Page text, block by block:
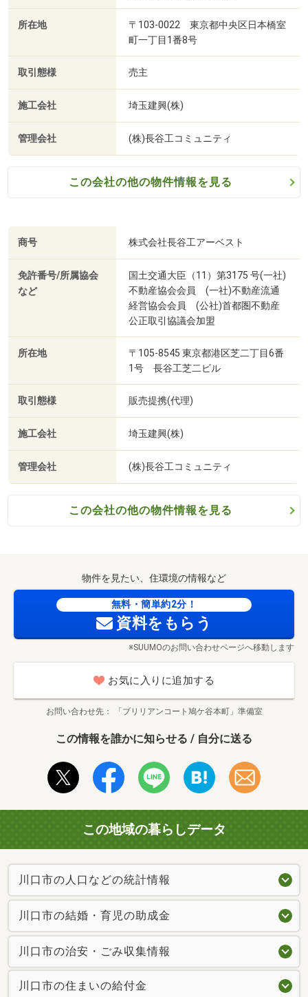
白石内科小児科医院（徒歩8分・約600m）
川口市こども夜間救急診療所（徒歩13分・約1010m）
所在地
〒103-0022 東京都中央区日本橋室
町一丁目1番8号
取引態様 売主
施工会社 埼玉建興(株)
管理会社 (株)長谷工コミュニティ
この会社の他の物件情報を見る
商号 株式会社長谷工アーベスト
免許番号/所属協会
など
国土交通大臣（11）第3175 号(一社)
不動産協会会員 (一社)不動産流通
経営協会会員 (公社)首都圏不動産
公正取引協議会加盟
所在地
〒105-8545 東京都港区芝二丁目6番
1号 長谷工芝二ビル
取引態様 販売提携(代理)
施工会社 埼玉建興(株)
管理会社 (株)長谷工コミュニティ
この会社の他の物件情報を見る
物件を見たい、住環境の情報など
無料・簡単約2分！
資料をもらう
※SUUMOのお問い合わせページへ移動します
お気に入りに追加する
お問い合わせ先 「ブリリアンコート鳩ケ谷本町」準備室
この情報を誰かに知らせる / 自分に送る
この地域の暮らしデータ
川口市の人口などの統計情報
川口市の結婚・育児の助成金
川口市の治安・ごみ収集情報
川口市の住まいの給付金